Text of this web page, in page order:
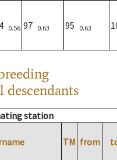
0.56 97 0.63 95 0.63
station
TM from